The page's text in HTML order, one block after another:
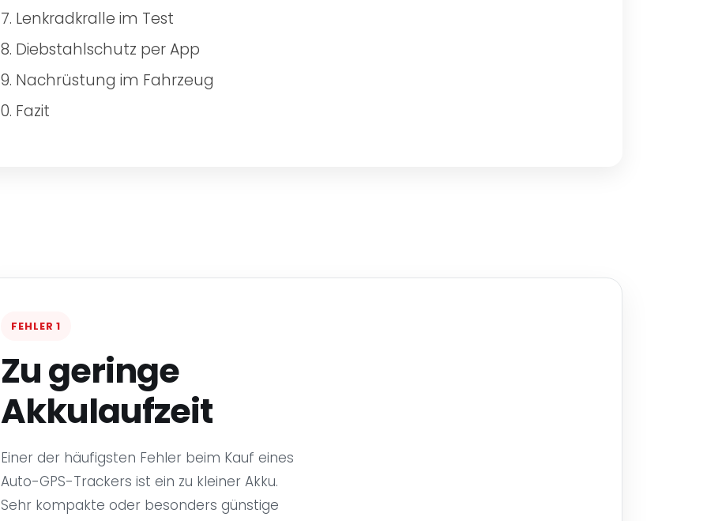
Lenkradkralle im Test
Diebstahlschutz per App
Nachrüstung im Fahrzeug
Fazit
FEHLER 1
Zu geringe
Akkulaufzeit
Einer der häufigsten Fehler beim Kauf eines
Auto-GPS-Trackers ist ein zu kleiner Akku.
Sehr kompakte oder besonders günstige